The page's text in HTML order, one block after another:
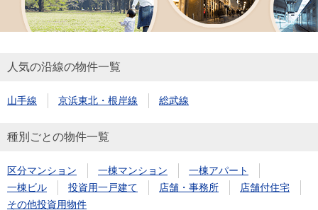
探
す
購入向け
サービス
ンシミュ
住まいと
暮らしの
税金の本
購入ガイ
ド
サービス
検索
ラス（お
住まいと
暮らしの
税金の本
（電子ブ
ック）
売却ガイ
ド
人気の沿線の物件一覧
山手線 京浜東北・根岸線 総武線
種別ごとの物件一覧
区分マンション 一棟マンション
一棟アパート
一棟ビル
投資用一戸建て 店舗・事務所
店舗付住宅
その他投資用物件